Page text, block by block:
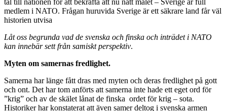
medlem i NATO. Frågan huruvida Sverige är ett säkrare land får väl
historien utvisa
Låt oss begrunda vad de svenska och finska och inträdet i NATO
kan innebär sett från samiskt perspektiv.
Myten om samernas fredlighet.
Samerna har länge fått dras med myten och deras fredlighet på gott
och ont. Det har tom anförts att samerna inte hade ett eget ord för
”krig” och av de skälet lånat de finska ordet för krig – sota.
Historiker har konstaterat att även samer deltog i svenska armen